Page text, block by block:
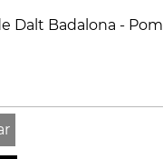
- Pomar